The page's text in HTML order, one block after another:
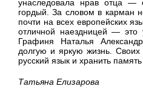
унаследовала нрав отца —
гордый. За словом в карман
почти на всех европейских
отличной наездницей — это
Графиня Наталья
долгую и яркую жизнь.
русский язык и хранить
Татьяна Елизарова